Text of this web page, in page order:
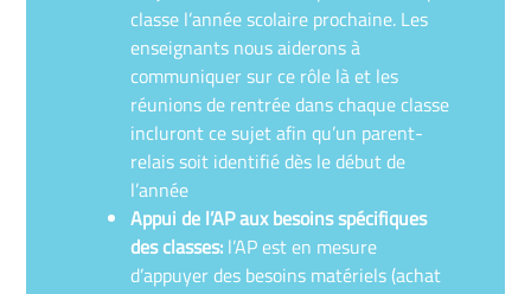
classe l’année scolaire prochaine. Les
enseignants nous aiderons à
communiquer sur ce rôle là et les
réunions de rentrée dans chaque classe
incluront ce sujet afin qu’un parent-
relais soit identifié dès le début de
l’année
Appui de l’AP aux besoins spécifiques
des classes: l’AP est en mesure
d’appuyer des besoins matériels (achat